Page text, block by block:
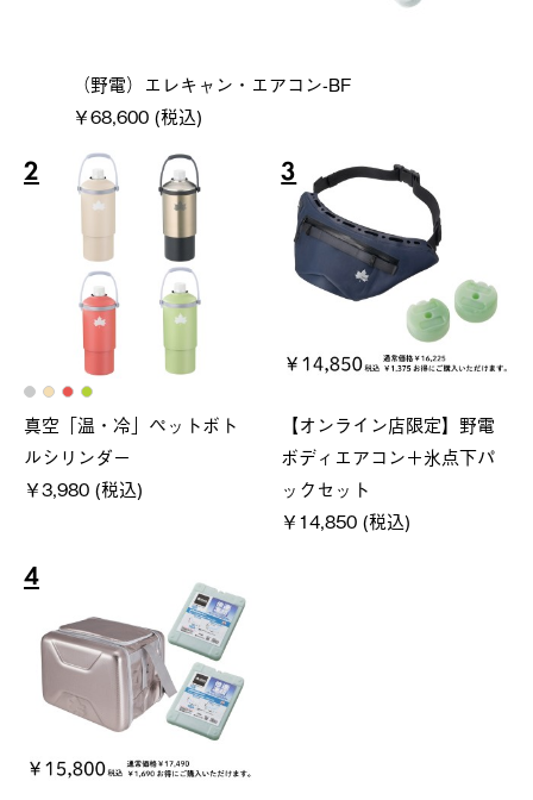
（野電）エレキャン・エアコン-BF
￥68,600 (税込)
2
真空「温・冷」ペットボト
ルシリンダー
￥3,980 (税込)
3
【オンライン店限定】野電
ボディエアコン＋氷点下パ
ックセット
￥14,850 (税込)
4